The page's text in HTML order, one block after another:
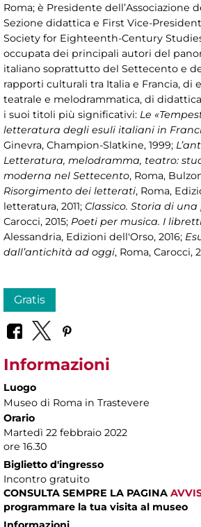
Roma; è Presidente dell’Associazione
Sezione didattica e First Vice-
Society for Eighteenth-Century Studies
occupata dei principali autori del
italiano soprattutto del Settecento e
rapporti culturali tra Italia e Francia, di
teatrale e melodrammatica, di
i suoi titoli più significativi: Le
letteratura degli esuli italiani in
Ginevra, Champion-Slatkine, 1999;
Letteratura, melodramma, teatro:
moderna nel Settecento, Roma,
Risorgimento dei letterati, Roma,
letteratura, 2011; Classico. Storia di
Carocci, 2015; Poeti per musica. I
Alessandria, Edizioni dell'Orso, 2016;
dall’antichità ad oggi, Roma, Carocci,
Gratis
Informazioni
Luogo
Museo di Roma in Trastevere
Orario
Martedì 22 febbraio 2022
ore 16.30
Biglietto d'ingresso
Incontro gratuito
CONSULTA SEMPRE LA PAGINA
programmare la tua visita al museo